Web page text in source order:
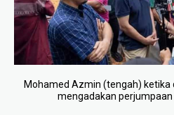
Mohamed Azmin (tengah)
mengadakan perjumpaan